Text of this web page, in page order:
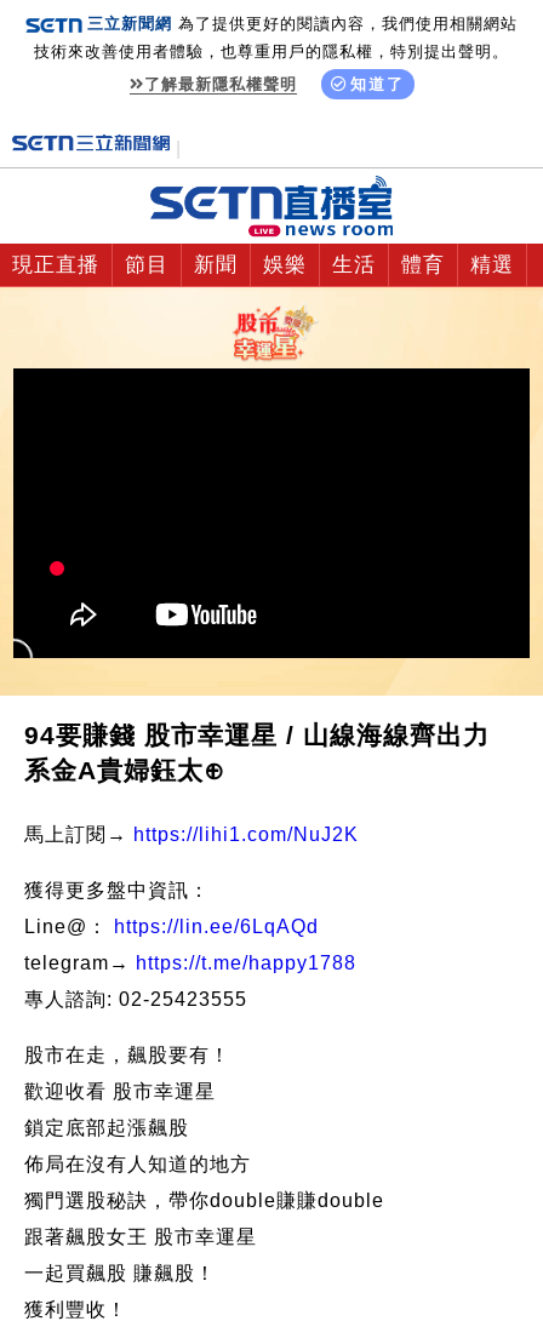
三立新聞網 為了提供更好的閱讀內容，我們使用相關網站
技術來改善使用者體驗，也尊重用戶的隱私權，特別提出聲明。
了解最新隱私權聲明
知道了
現正直播 節目 新聞 娛樂 生活 體育 精選
94要賺錢 股市幸運星 / 山線海線齊出力
系金A貴婦鈺太⊕
馬上訂閱→ https://lihi1.com/NuJ2K
獲得更多盤中資訊：
Line@：
https://lin.ee/6LqAQd
telegram→
https://t.me/happy1788
專人諮詢: 02-25423555
股市在走，飆股要有！
歡迎收看 股市幸運星
鎖定底部起漲飆股
佈局在沒有人知道的地方
獨門選股秘訣，帶你double賺賺double
跟著飆股女王 股市幸運星
一起買飆股 賺飆股！
獲利豐收！